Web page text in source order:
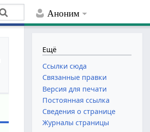
Аноним
Ещё
Ссылки сюда
Связанные правки
Версия для печати
Постоянная ссылка
Сведения о странице
Журналы страницы